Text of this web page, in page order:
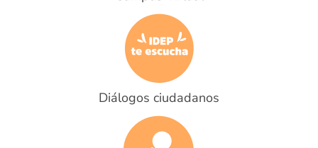
Diálogos ciudadanos